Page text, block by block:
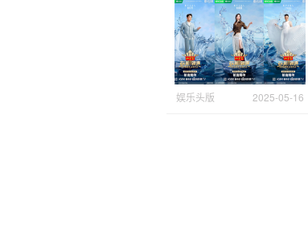
娱乐头版 2025-05-16